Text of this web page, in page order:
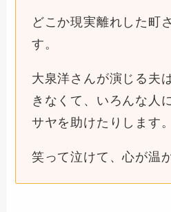
どこか現実離れした町
す。
大泉洋さんが演じる夫
きなくて、いろんな人
サヤを助けたりします。
笑って泣けて、心が温